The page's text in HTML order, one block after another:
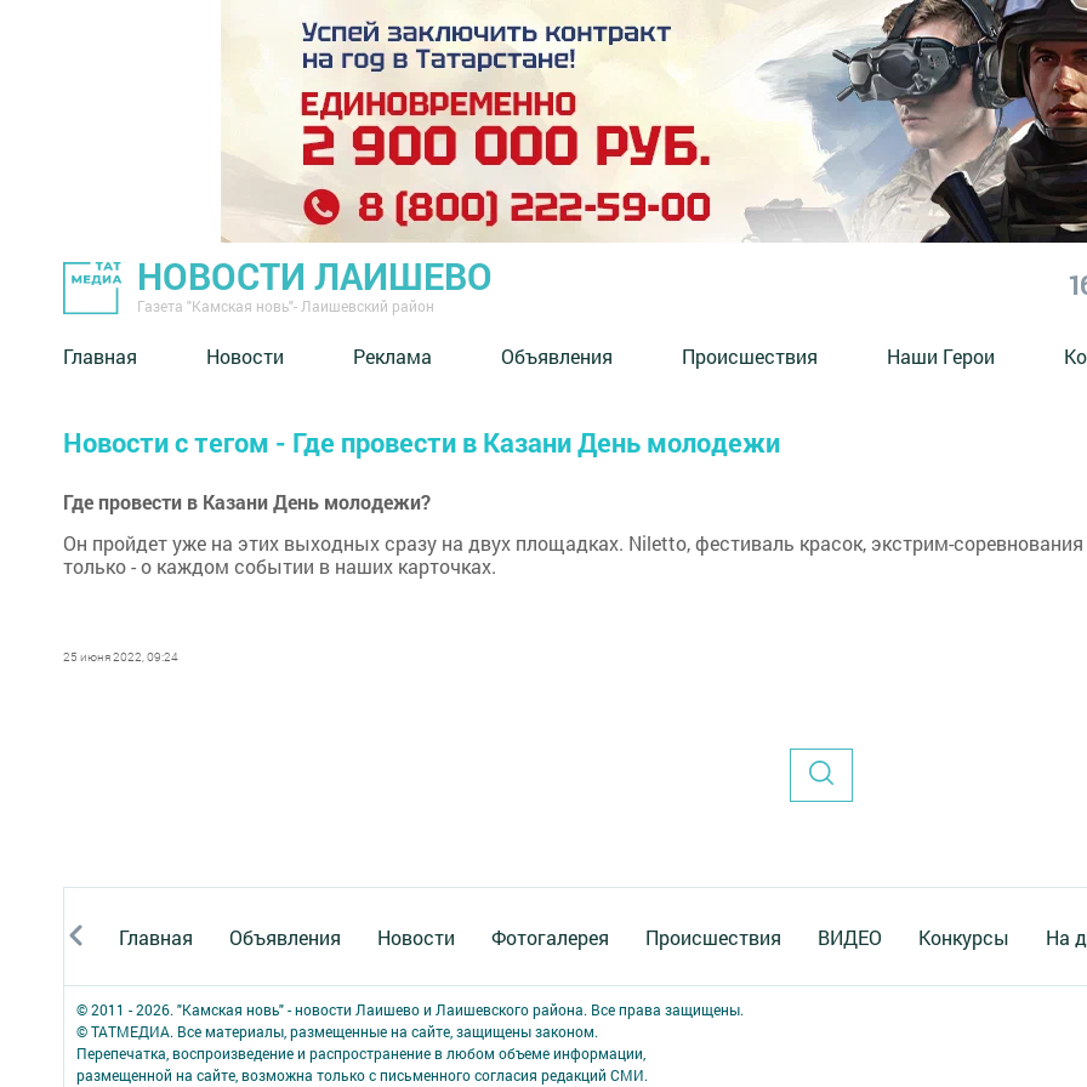
НОВОСТИ ЛАИШЕВО
Газета "Камская новь"- Лаишевский район
Главная Новости Реклама Объявления Происшествия Наши Герои
Новости с тегом - Где провести в Казани День молодежи
Где провести в Казани День молодежи?
Он пройдет уже на этих выходных сразу на двух площадках. Niletto, фестиваль красок, экстрим-соревнования
только - о каждом событии в наших карточках.
25 июня 2022, 09:24
Главная Объявления Новости Фотогалерея Происшествия ВИДЕО Конкурсы На
© 2011 - 2026. "Камская новь" - новости Лаишево и Лаишевского района. Все права защищены.
© ТАТМЕДИА. Все материалы, размещенные на сайте, защищены законом.
Перепечатка, воспроизведение и распространение в любом объеме информации,
размещенной на сайте, возможна только с письменного согласия редакций СМИ.